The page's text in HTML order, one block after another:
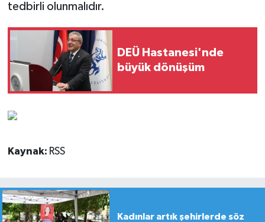
tedbirli olunmalıdır.
DEÜ Hastanesi'nde
büyük dönüşüm
Kaynak: RSS
Kadınlar artık şehirlerde söz